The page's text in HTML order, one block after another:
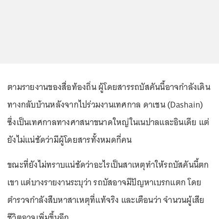
ตามรายงานของสื่อท้องถิ่น ผู้โดยสารรถบัสคันนี้อาจกำลังเดิน
ทางกลับบ้านหลังจากไปร่วมงานเทศกาล ดาเชน (Dashain)
ซึ่งเป็นเทศกาลทางศาสนาขนาดใหญ่ในเนปาลและอินเดีย แต่
ยังไม่แน่ชัดว่ามีผู้โดยสารทั้งหมดกี่คน
ขณะที่ยังไม่ทราบแน่ชัดว่าอะไรเป็นสาเหตุทำให้รถบัสคันนี้ตก
เขา แต่บางรายงานระบุว่า รถบัสอาจมีปัญหาเบรกแตก โดย
ตำรวจกำลังสืบหาสาเหตุที่แท้จริง และเตือนว่า จำนวนผู้เสีย